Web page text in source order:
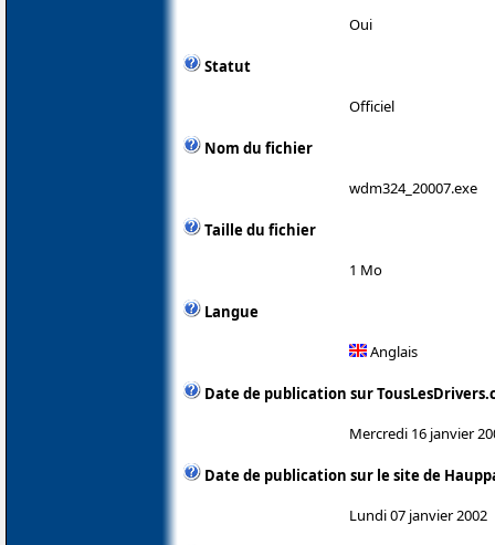
Oui
Statut
Officiel
Nom du fichier
wdm324_20007.exe
Taille du fichier
1 Mo
Langue
Anglais
Date de publication sur
Mercredi 16 janvier
Date de publication sur le site de
Lundi 07 janvier 2002